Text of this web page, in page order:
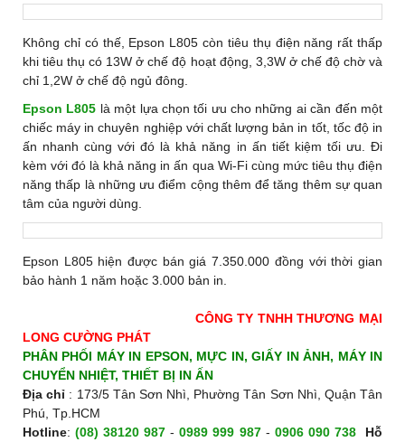
Không chỉ có thế, Epson L805 còn tiêu thụ điện năng rất thấp
khi tiêu thụ có 13W ở chế độ hoạt động, 3,3W ở chế độ chờ và
chỉ 1,2W ở chế độ ngủ đông.
Epson L805 là một lựa chọn tối ưu cho những ai cần đến một
chiếc máy in chuyên nghiệp với chất lượng bản in tốt, tốc độ in
ấn nhanh cùng với đó là khả năng in ấn tiết kiệm tối ưu. Đi
kèm với đó là khả năng in ấn qua Wi-Fi cùng mức tiêu thụ điện
năng thấp là những ưu điểm cộng thêm để tăng thêm sự quan
tâm của người dùng.
Epson L805 hiện được bán giá 7.350.000 đồng với thời gian
bảo hành 1 năm hoặc 3.000 bản in.
CÔNG TY TNHH THƯƠNG MẠI
LONG CƯỜNG PHÁT
PHÂN PHỐI MÁY IN EPSON, MỰC IN, GIẤY IN ẢNH, MÁY IN
CHUYỂN NHIỆT, THIẾT BỊ IN ẤN
Địa chỉ : 173/5 Tân Sơn Nhì, Phường Tân Sơn Nhì, Quận Tân
Phú, Tp.HCM
Hotline:(08) 38120 987-0989 999 987 - 0906 090 738 Hỗ